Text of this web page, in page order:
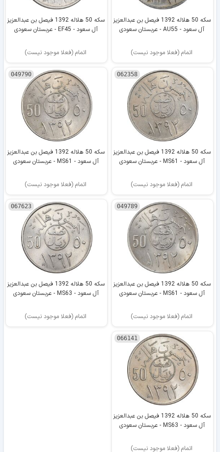
سکه 50 هلاله 1392 فیصل بن عبدالعزیز
آل سعود - AU55 - عربستان سعودی
اتمام (فعلا موجود نیست)
سکه 50 هلاله 1392 فیصل بن عبدالعزیز
آل سعود - EF45 - عربستان سعودی
اتمام (فعلا موجود نیست)
062358
سکه 50 هلاله 1392 فیصل بن عبدالعزیز
آل سعود - MS61 - عربستان سعودی
اتمام (فعلا موجود نیست)
049790
سکه 50 هلاله 1392 فیصل بن عبدالعزیز
آل سعود - MS61 - عربستان سعودی
اتمام (فعلا موجود نیست)
049789
سکه 50 هلاله 1392 فیصل بن عبدالعزیز
آل سعود - MS61 - عربستان سعودی
اتمام (فعلا موجود نیست)
067623
سکه 50 هلاله 1392 فیصل بن عبدالعزیز
آل سعود - MS63 - عربستان سعودی
اتمام (فعلا موجود نیست)
066141
سکه 50 هلاله 1392 فیصل بن عبدالعزیز
آل سعود - MS63 - عربستان سعودی
اتمام (فعلا موجود نیست)